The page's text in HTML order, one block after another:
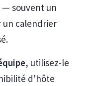
— souvent un
un calendrier
, utilisez-le
d'hôte